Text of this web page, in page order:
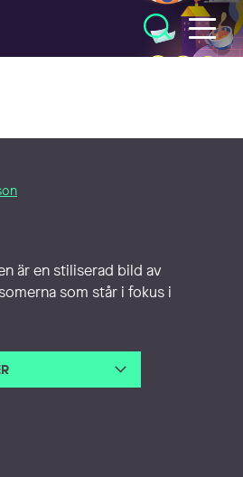
är en stiliserad bild av
som står i fokus i